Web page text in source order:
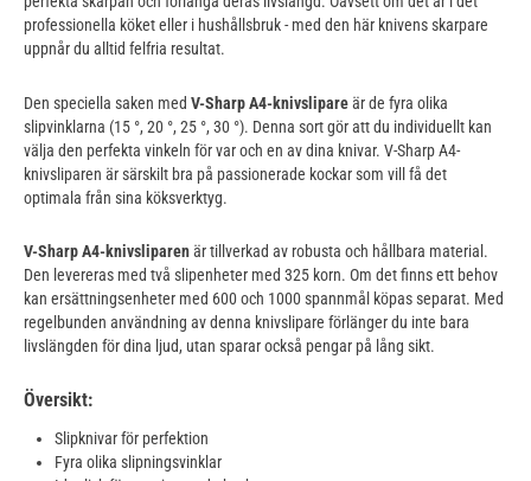
professionella köket eller i hushållsbruk - med den här knivens skarpare
uppnår du alltid felfria resultat.
Den speciella saken med V-Sharp A4-knivslipareär de fyra olika
slipvinklarna (15 °, 20 °, 25 °, 30 °). Denna sort gör att du individuellt kan
välja den perfekta vinkeln för var och en av dina knivar. V-Sharp A4-
knivsliparen är särskilt bra på passionerade kockar som vill få det
optimala från sina köksverktyg.
V-Sharp A4-knivsliparenär tillverkad av robusta och hållbara material.
Den levereras med två slipenheter med 325 korn. Om det finns ett behov
kan ersättningsenheter med 600 och 1000 spannmål köpas separat. Med
regelbunden användning av denna knivslipare förlänger du inte bara
livslängden för dina ljud, utan sparar också pengar på lång sikt.
Översikt:
Slipknivar för perfektion
Fyra olika slipningsvinklar